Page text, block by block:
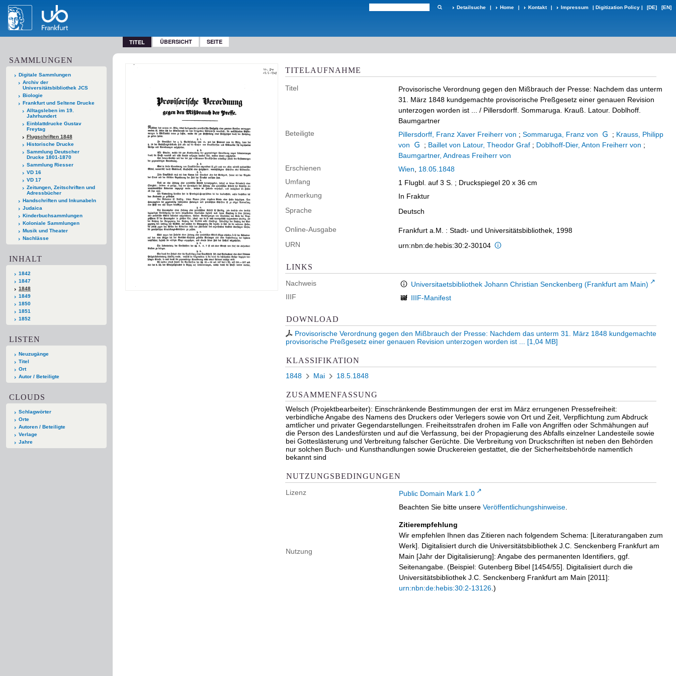
Detailsuche | Home | Kontakt | Impressum | Digitization Policy | [DE] [EN]
TITEL ÜBERSICHT SEITE
SAMMLUNGEN
Digitale Sammlungen
Archiv der
Universitätsbibliothek JCS
Biologie
Frankfurt und Seltene Drucke
Alltagsleben im 19.
Jahrhundert
Einblattdrucke Gustav
Freytag
Flugschriften 1848
Historische Drucke
Sammlung Deutscher
Drucke 1801-1870
Sammlung Riesser
VD 16
VD 17
Zeitungen, Zeitschriften und
Adressbücher
Handschriften und Inkunabeln
Judaica
Kinderbuchsammlungen
Koloniale Sammlungen
Musik und Theater
Nachlässe
INHALT
1842
1847
1848
1849
1850
1851
1852
LISTEN
Neuzugänge
Titel
Ort
Autor / Beteiligte
CLOUDS
Schlagwörter
Orte
Autoren / Beteiligte
Verlage
Jahre
TITELAUFNAHME
Titel
Provisorische Verordnung gegen den Mißbrauch der Presse: Nachdem das unterm
31. März 1848 kundgemachte provisorische Preßgesetz einer genauen Revision
unterzogen worden ist ...
/ Pillersdorff. Sommaruga. Krauß. Latour. Doblhoff.
Baumgartner
Beteiligte
Pillersdorff, Franz Xaver Freiherr von ; Sommaruga, Franz von ; Krauss, Philipp
von
; Baillet von Latour, Theodor Graf; Doblhoff-Dier, Anton Freiherr von ;
Baumgartner, Andreas Freiherr von
Erschienen
Wien
18.05.1848
Umfang
1 Flugbl. auf 3 S. ; Druckspiegel 20 x 36 cm
Anmerkung
In Fraktur
Sprache
Deutsch
Online-Ausgabe
Frankfurt a.M. : Stadt- und Universitätsbibliothek, 1998
URN
urn:nbn:de:hebis:30:2-30104
LINKS
Nachweis
Universitaetsbibliothek Johann Christian Senckenberg (Frankfurt am Main)
IIIF
IIIF-Manifest
DOWNLOAD
Provisorische Verordnung gegen den Mißbrauch der Presse: Nachdem das unterm 31. März 1848 kundgemachte
provisorische Preßgesetz einer genauen Revision unterzogen worden ist ...
[1,04 MB]
KLASSIFIKATION
1848 Mai 18.5.1848
ZUSAMMENFASSUNG
Welsch (Projektbearbeiter): Einschränkende Bestimmungen der erst im März errungenen Pressefreiheit:
verbindliche Angabe des Namens des Druckers oder Verlegers sowie von Ort und Zeit, Verpflichtung zum Abdruck
amtlicher und privater Gegendarstellungen. Freiheitsstrafen drohen im Falle von Angriffen oder Schmähungen auf
die Person des Landesfürsten und auf die Verfassung, bei der Propagierung des Abfalls einzelner Landesteile sowie
bei Gotteslästerung und Verbreitung falscher Gerüchte. Die Verbreitung von Druckschriften ist neben den Behörden
nur solchen Buch- und Kunsthandlungen sowie Druckereien gestattet, die der Sicherheitsbehörde namentlich
bekannt sind
NUTZUNGSBEDINGUNGEN
Lizenz Public Domain Mark 1.0
Nutzung
Beachten Sie bitte unsere Veröffentlichungshinweise
Zitierempfehlung
Wir empfehlen Ihnen das Zitieren nach folgendem Schema: [Literaturangaben zum
Werk]. Digitalisiert durch die Universitätsbibliothek J.C. Senckenberg Frankfurt am
Main [Jahr der Digitalisierung]: Angabe des permanenten Identifiers, ggf.
Seitenangabe. (Beispiel: Gutenberg Bibel [1454/55]. Digitalisiert durch die
Universitätsbibliothek J.C. Senckenberg Frankfurt am Main [2011]:
urn:nbn:de:hebis:30:2-13126 .)